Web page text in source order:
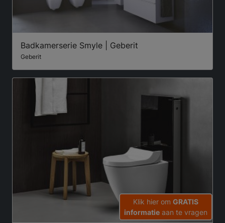
Badkamerserie Smyle | Geberit
Geberit
Klik hier om GRATIS
informatie aan te vragen